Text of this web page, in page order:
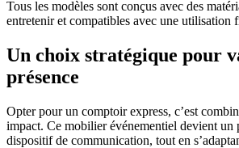
Tous les modèles sont conçus avec des
entretenir et compatibles avec une utilisation
Un choix stratégique pour
présence
Opter pour un comptoir express, c’est
impact. Ce mobilier événementiel devient un
dispositif de communication, tout en